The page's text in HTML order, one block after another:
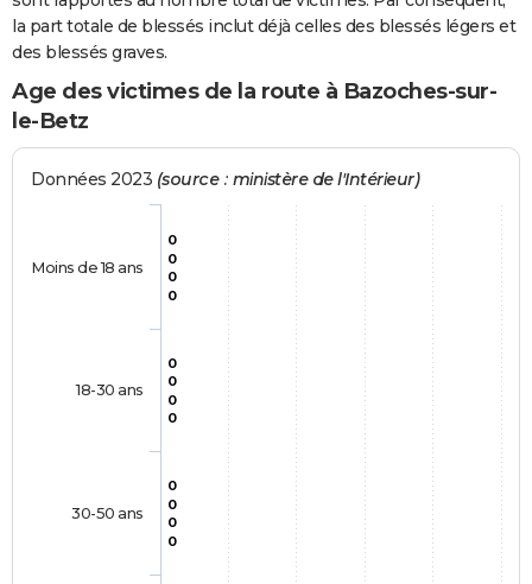
la part totale de blessés inclut déjà celles des blessés légers et
des blessés graves.
Age des victimes de la route à Bazoches-sur-
le-Betz
Données 2023 (source : ministère de l'Intérieur)
0
0
0
0
0
0
0
0
0
0
0
0
Moins de 18 ans
18-30 ans
30-50 ans